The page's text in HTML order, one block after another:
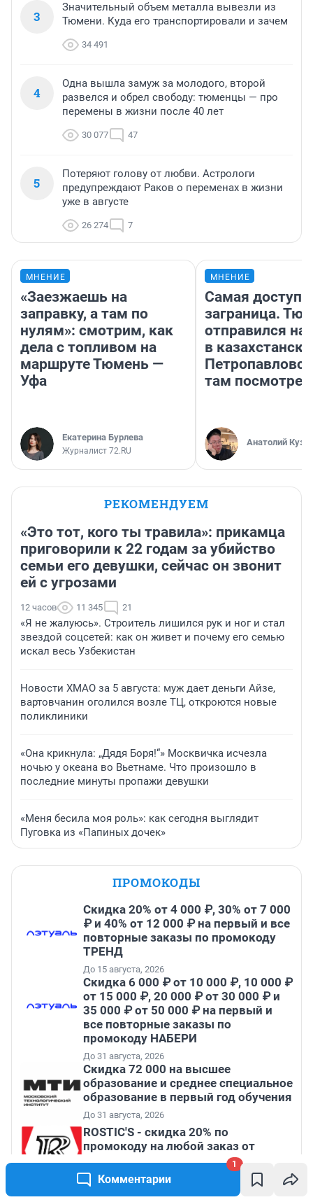
Комментарии
1
3
Значительный объем металла вывезли из
Тюмени. Куда его транспортировали и зачем
34 491
4
Одна вышла замуж за молодого, второй
развелся и обрел свободу: тюменцы — про
перемены в жизни после 40 лет
30 077 47
5
Потеряют голову от любви. Астрологи
предупреждают Раков о переменах в жизни
уже в августе
26 274 7
МНЕНИЕ
«Заезжаешь на
заправку, а там по
нулям»: смотрим, как
дела с топливом на
маршруте Тюмень —
Уфа
Екатерина Бурлева
Журналист 72.RU
МНЕНИЕ
Самая
заграница.
отправился
в
там
Анатолий
РЕКОМЕНДУЕМ
«Это тот, кого ты травила»: прикамца
приговорили к 22 годам за убийство
семьи его девушки, сейчас он звонит
ей с угрозами
12 часов 11 345 21
«Я не жалуюсь». Строитель лишился рук и ног и стал
звездой соцсетей: как он живет и почему его семью
искал весь Узбекистан
Новости ХМАО за 5 августа: муж дает деньги Айзе,
вартовчанин оголился возле ТЦ, откроются новые
поликлиники
«Она крикнула: „Дядя Боря!“» Москвичка исчезла
ночью у океана во Вьетнаме. Что произошло в
последние минуты пропажи девушки
«Меня бесила моя роль»: как сегодня выглядит
Пуговка из «Папиных дочек»
ПРОМОКОДЫ
Скидка 20% от 4 000 ₽, 30% от 7 000
₽ и 40% от 12 000 ₽ на первый и все
повторные заказы по промокоду
ТРЕНД
До 15 августа, 2026
Скидка 6 000 ₽ от 10 000 ₽, 10 000 ₽
от 15 000 ₽, 20 000 ₽ от 30 000 ₽ и
35 000 ₽ от 50 000 ₽ на первый и
все повторные заказы по
промокоду НАБЕРИ
До 31 августа, 2026
Скидка 72 000 на высшее
образование и среднее специальное
образование в первый год обучения
До 31 августа, 2026
ROSTIC'S - скидка 20% по
промокоду на любой заказ от
3199₽!
До 31 августа, 2026